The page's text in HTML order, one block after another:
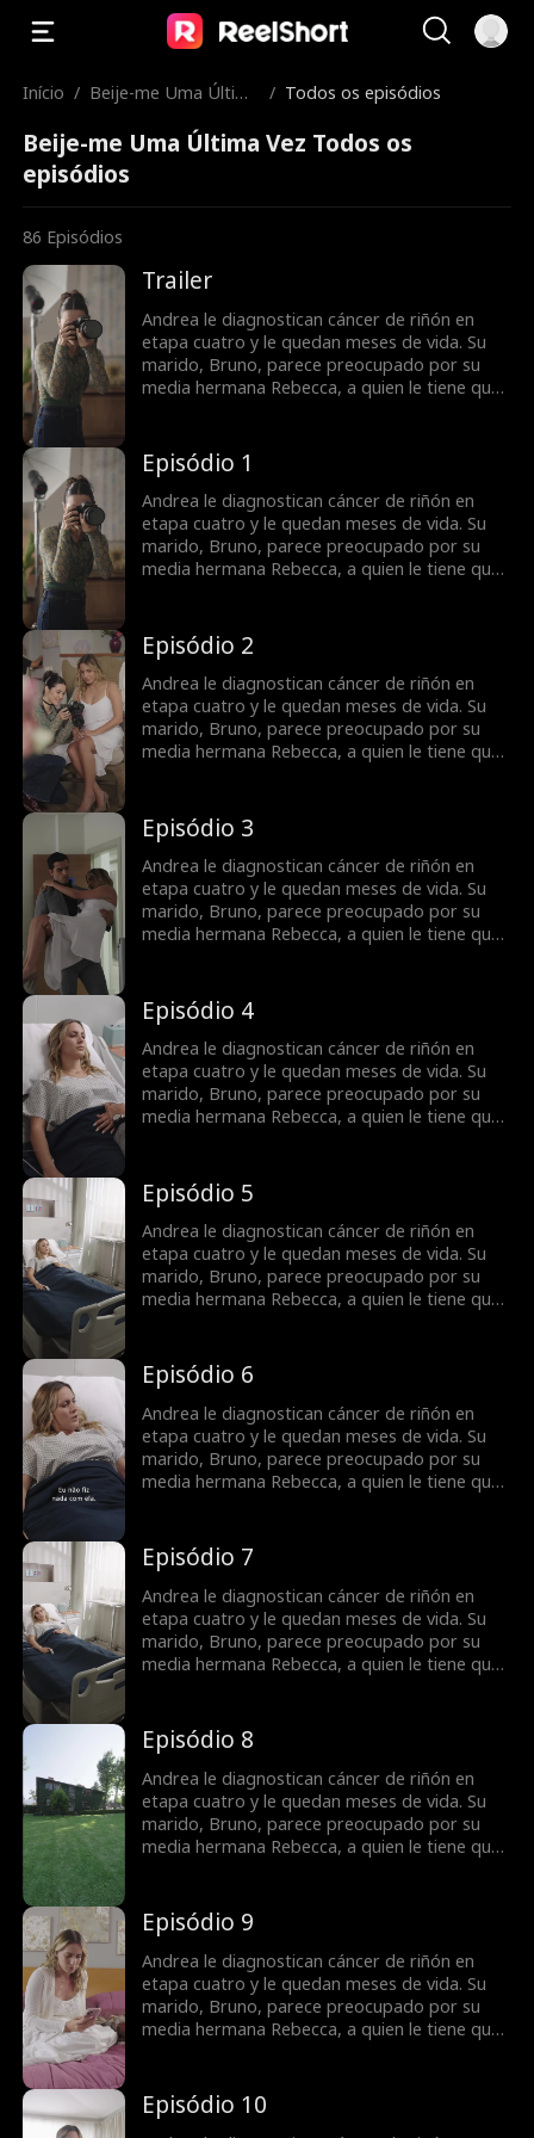
Início / Beije-me Uma Última
/ Todos os episódios
Beije-me Uma Última Vez Todos os
episódios
86 Episódios
Trailer
Andrea le diagnostican cáncer de riñón en
etapa cuatro y le quedan meses de vida. Su
marido, Bruno, parece preocupado por su
media hermana Rebecca, a quien le tiene que
y calculadora por lo que ella cree que él nunca
la ha amado. Todo esto cambia cuando Bruno
descubre que Andrea está muriendo, pero
puede que sea demasiado tarde para decirle
que fue a ella a quien amó todo este tiempo.
Episódio 1
Andrea le diagnostican cáncer de riñón en
etapa cuatro y le quedan meses de vida. Su
marido, Bruno, parece preocupado por su
media hermana Rebecca, a quien le tiene que
y calculadora por lo que ella cree que él nunca
la ha amado. Todo esto cambia cuando Bruno
descubre que Andrea está muriendo, pero
puede que sea demasiado tarde para decirle
que fue a ella a quien amó todo este tiempo.
Episódio 2
Andrea le diagnostican cáncer de riñón en
etapa cuatro y le quedan meses de vida. Su
marido, Bruno, parece preocupado por su
media hermana Rebecca, a quien le tiene que
y calculadora por lo que ella cree que él nunca
la ha amado. Todo esto cambia cuando Bruno
descubre que Andrea está muriendo, pero
puede que sea demasiado tarde para decirle
que fue a ella a quien amó todo este tiempo.
Episódio 3
Andrea le diagnostican cáncer de riñón en
etapa cuatro y le quedan meses de vida. Su
marido, Bruno, parece preocupado por su
media hermana Rebecca, a quien le tiene que
y calculadora por lo que ella cree que él nunca
la ha amado. Todo esto cambia cuando Bruno
descubre que Andrea está muriendo, pero
puede que sea demasiado tarde para decirle
que fue a ella a quien amó todo este tiempo.
Episódio 4
Andrea le diagnostican cáncer de riñón en
etapa cuatro y le quedan meses de vida. Su
marido, Bruno, parece preocupado por su
media hermana Rebecca, a quien le tiene que
y calculadora por lo que ella cree que él nunca
la ha amado. Todo esto cambia cuando Bruno
descubre que Andrea está muriendo, pero
puede que sea demasiado tarde para decirle
que fue a ella a quien amó todo este tiempo.
Episódio 5
Andrea le diagnostican cáncer de riñón en
etapa cuatro y le quedan meses de vida. Su
marido, Bruno, parece preocupado por su
media hermana Rebecca, a quien le tiene que
y calculadora por lo que ella cree que él nunca
la ha amado. Todo esto cambia cuando Bruno
descubre que Andrea está muriendo, pero
puede que sea demasiado tarde para decirle
que fue a ella a quien amó todo este tiempo.
Episódio 6
Andrea le diagnostican cáncer de riñón en
etapa cuatro y le quedan meses de vida. Su
marido, Bruno, parece preocupado por su
media hermana Rebecca, a quien le tiene que
y calculadora por lo que ella cree que él nunca
la ha amado. Todo esto cambia cuando Bruno
descubre que Andrea está muriendo, pero
puede que sea demasiado tarde para decirle
que fue a ella a quien amó todo este tiempo.
Episódio 7
Andrea le diagnostican cáncer de riñón en
etapa cuatro y le quedan meses de vida. Su
marido, Bruno, parece preocupado por su
media hermana Rebecca, a quien le tiene que
y calculadora por lo que ella cree que él nunca
la ha amado. Todo esto cambia cuando Bruno
descubre que Andrea está muriendo, pero
puede que sea demasiado tarde para decirle
que fue a ella a quien amó todo este tiempo.
Episódio 8
Andrea le diagnostican cáncer de riñón en
etapa cuatro y le quedan meses de vida. Su
marido, Bruno, parece preocupado por su
media hermana Rebecca, a quien le tiene que
y calculadora por lo que ella cree que él nunca
la ha amado. Todo esto cambia cuando Bruno
descubre que Andrea está muriendo, pero
puede que sea demasiado tarde para decirle
que fue a ella a quien amó todo este tiempo.
Episódio 9
Andrea le diagnostican cáncer de riñón en
etapa cuatro y le quedan meses de vida. Su
marido, Bruno, parece preocupado por su
media hermana Rebecca, a quien le tiene que
y calculadora por lo que ella cree que él nunca
la ha amado. Todo esto cambia cuando Bruno
Episódio 10